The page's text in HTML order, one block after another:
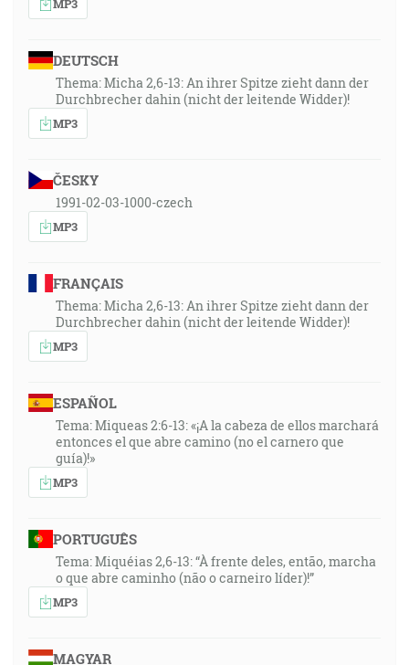
DEUTSCH
Thema: Micha 2,6-13: An ihrer Spitze zieht dann der
Durchbrecher dahin (nicht der leitende Widder)!
MP3
ČESKY
1991-02-03-1000-czech
MP3
FRANÇAIS
Thema: Micha 2,6-13: An ihrer Spitze zieht dann der
Durchbrecher dahin (nicht der leitende Widder)!
MP3
ESPAÑOL
Tema: Miqueas 2:6-13: «¡A la cabeza de ellos marchará
entonces el que abre camino (no el carnero que
guía)!»
MP3
PORTUGUÊS
Tema: Miquéias 2,6-13: “À frente deles, então, marcha
o que abre caminho (não o carneiro líder)!”
MP3
MAGYAR